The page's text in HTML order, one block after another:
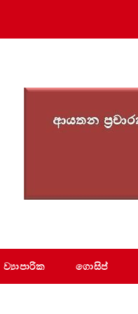
ව්‍යාපාරික ගොසිප්